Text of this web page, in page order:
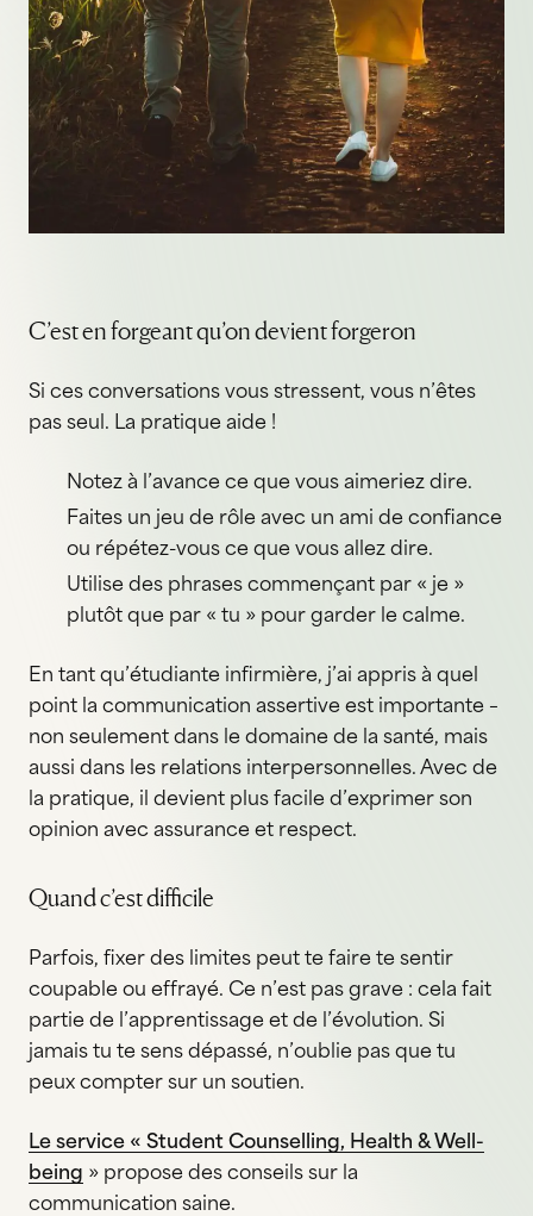
C’est en forgeant qu’on devient forgeron
Si ces conversations vous stressent, vous n’êtes
pas seul. La pratique aide !
Notez à l’avance ce que vous aimeriez dire.
Faites un jeu de rôle avec un ami de confiance
ou répétez-vous ce que vous allez dire.
Utilise des phrases commençant par « je »
plutôt que par « tu » pour garder le calme.
En tant qu’étudiante infirmière, j’ai appris à quel
point la communication assertive est importante –
non seulement dans le domaine de la santé, mais
aussi dans les relations interpersonnelles. Avec de
la pratique, il devient plus facile d’exprimer son
opinion avec assurance et respect.
Quand c’est difficile
Parfois, fixer des limites peut te faire te sentir
coupable ou effrayé. Ce n’est pas grave : cela fait
partie de l’apprentissage et de l’évolution. Si
jamais tu te sens dépassé, n’oublie pas que tu
peux compter sur un soutien.
Le service « Student Counselling, Health & Well-
being » propose des conseils sur la
communication saine.